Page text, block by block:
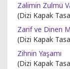
Zalimin Zulmü
(Dizi Kapak
Zarif ve Dinen
(Dizi Kapak
Zihnin Yaşamı
(Dizi Kapak